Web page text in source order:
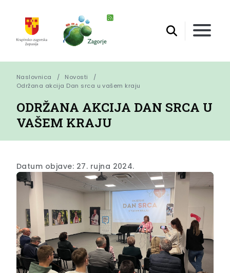
Naslovnica
Novosti
Održana akcija Dan srca u vašem kraju
ODRŽANA AKCIJA DAN SRCA U
VAŠEM KRAJU
Datum objave: 27. rujna 2024.